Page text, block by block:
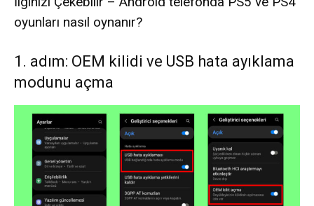
oyunları nasıl oynanır?
1. adım: OEM kilidi ve USB hata ayıklama
modunu açma